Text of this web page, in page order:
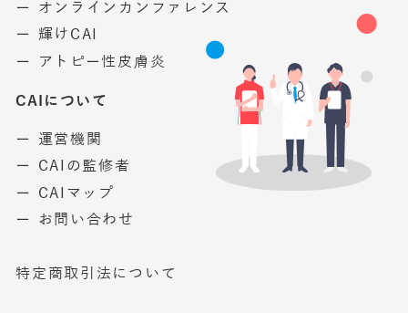
ー オンラインカンファレンス
ー 輝けCAI
ー アトピー性皮膚炎
CAIについて
ー 運営機関
ー CAIの監修者
ー CAIマップ
ー お問い合わせ
特定商取引法について